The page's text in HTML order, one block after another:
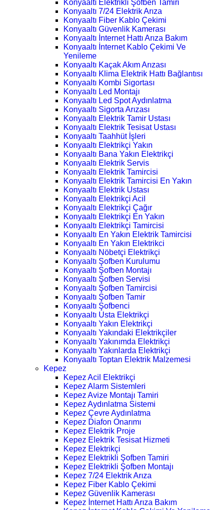
Konyaaltı Elektrikli Şofben Tamiri
Konyaaltı 7/24 Elektrik Arıza
Konyaaltı Fiber Kablo Çekimi
Konyaaltı Güvenlik Kamerası
Konyaaltı İnternet Hattı Arıza Bakım
Konyaaltı İnternet Kablo Çekimi Ve
Yenileme
Konyaaltı Kaçak Akım Arızası
Konyaaltı Klima Elektrik Hattı Bağlantısı
Konyaaltı Kombi Sigortası
Konyaaltı Led Montajı
Konyaaltı Led Spot Aydınlatma
Konyaaltı Sigorta Arızası
Konyaaltı Elektrik Tamir Ustası
Konyaaltı Elektrik Tesisat Ustası
Konyaaltı Taahhüt İşleri
Konyaaltı Elektrikçi Yakın
Konyaaltı Bana Yakın Elektrikçi
Konyaaltı Elektrik Servis
Konyaaltı Elektrik Tamircisi
Konyaaltı Elektrik Tamircisi En Yakın
Konyaaltı Elektrik Ustası
Konyaaltı Elektrikçi Acil
Konyaaltı Elektrikçi Çağır
Konyaaltı Elektrikçi En Yakın
Konyaaltı Elektrikçi Tamircisi
Konyaaltı En Yakın Elektrik Tamircisi
Konyaaltı En Yakın Elektrikci
Konyaaltı Nöbetçi Elektrikçi
Konyaaltı Şofben Kurulumu
Konyaaltı Şofben Montajı
Konyaaltı Şofben Servisi
Konyaaltı Şofben Tamircisi
Konyaaltı Şofben Tamir
Konyaaltı Şofbenci
Konyaaltı Usta Elektrikçi
Konyaaltı Yakın Elektrikçi
Konyaaltı Yakındaki Elektrikçiler
Konyaaltı Yakınımda Elektrikçi
Konyaaltı Yakınlarda Elektrikçi
Konyaaltı Toptan Elektrik Malzemesi
Kepez
Kepez Acil Elektrikçi
Kepez Alarm Sistemleri
Kepez Avize Montajı Tamiri
Kepez Aydınlatma Sistemi
Kepez Çevre Aydınlatma
Kepez Diafon Onarımı
Kepez Elektrik Proje
Kepez Elektrik Tesisat Hizmeti
Kepez Elektrikçi
Kepez Elektrikli Şofben Tamiri
Kepez Elektrikli Şofben Montajı
Kepez 7/24 Elektrik Arıza
Kepez Fiber Kablo Çekimi
Kepez Güvenlik Kamerası
Kepez İnternet Hattı Arıza Bakım